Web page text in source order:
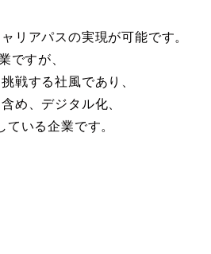
リアパスの実現が可能です。
ですが、
戦する社風であり、
め、デジタル化、
いる企業です。